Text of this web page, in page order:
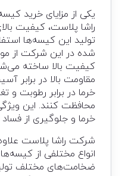
یکی از مزایای خرید
راشا پلاست، کیفیت
تولید این کیسه‌ها
شده در این شرکت از
کیفیت بالا ساخته
مقاومت بالا در برابر
خرما در برابر رطوبت و
محافظت کنند. این
خرما و جلوگیری از
شرکت راشا پلاست
انواع مختلفی از
ضخامت‌های مختلف